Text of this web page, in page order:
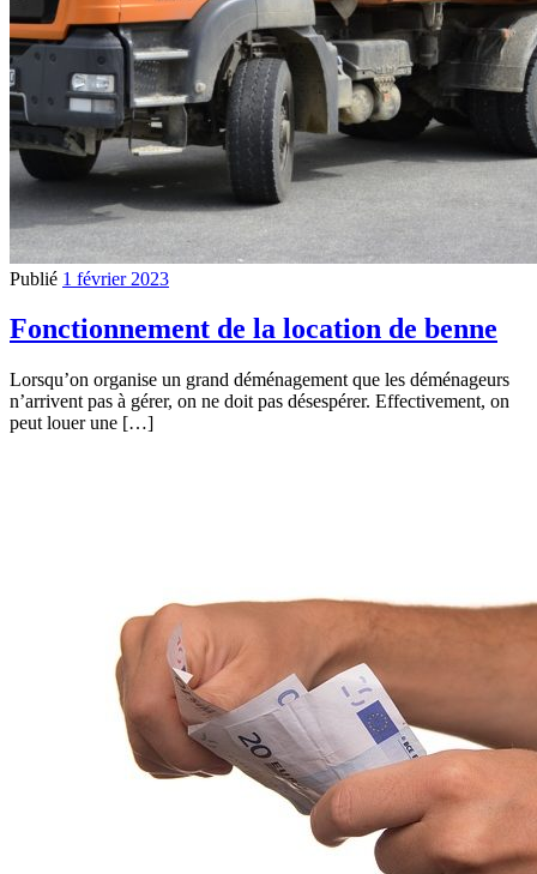
Publié 1 février 2023
Fonctionnement de la location de benne
Lorsqu’on organise un grand déménagement que les déménageurs
n’arrivent pas à gérer, on ne doit pas désespérer. Effectivement, on
peut louer une […]